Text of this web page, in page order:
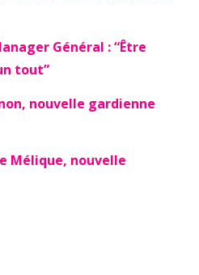
Général : “Être
tout”
nouvelle gardienne
Mélique, nouvelle